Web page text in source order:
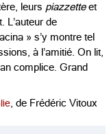
leurs piazzetteet
L’auteur de
» s’y montre tel
à l’amitié. On lit,
complice. Grand
, de Frédéric Vitoux